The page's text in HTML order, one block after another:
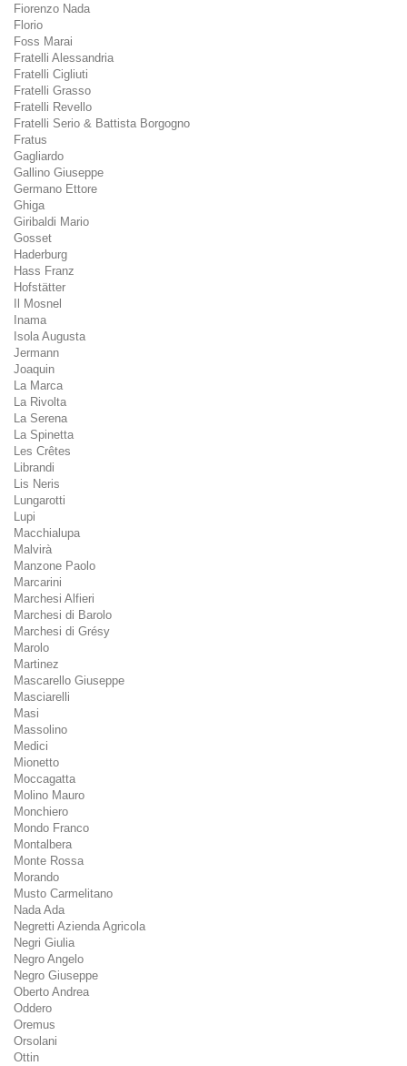
Fiorenzo Nada
Florio
Foss Marai
Fratelli Alessandria
Fratelli Cigliuti
Fratelli Grasso
Fratelli Revello
Fratelli Serio & Battista Borgogno
Fratus
Gagliardo
Gallino Giuseppe
Germano Ettore
Ghiga
Giribaldi Mario
Gosset
Haderburg
Hass Franz
Hofstätter
Il Mosnel
Inama
Isola Augusta
Jermann
Joaquin
La Marca
La Rivolta
La Serena
La Spinetta
Les Crêtes
Librandi
Lis Neris
Lungarotti
Lupi
Macchialupa
Malvirà
Manzone Paolo
Marcarini
Marchesi Alfieri
Marchesi di Barolo
Marchesi di Grésy
Marolo
Martinez
Mascarello Giuseppe
Masciarelli
Masi
Massolino
Medici
Mionetto
Moccagatta
Molino Mauro
Monchiero
Mondo Franco
Montalbera
Monte Rossa
Morando
Musto Carmelitano
Nada Ada
Negretti Azienda Agricola
Negri Giulia
Negro Angelo
Negro Giuseppe
Oberto Andrea
Oddero
Oremus
Orsolani
Ottin